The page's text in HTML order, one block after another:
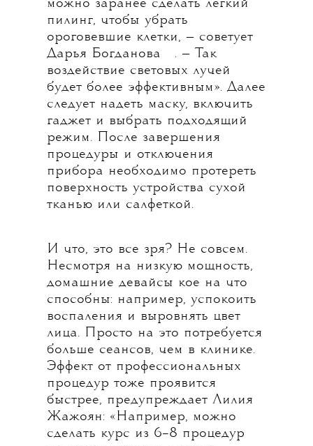
можно заранее сделать легкий
пилинг, чтобы убрать
ороговевшие клетки, — советует
Дарья Богданова
. — Так
воздействие световых лучей
будет более эффективным». Далее
следует надеть маску, включить
гаджет и выбрать подходящий
режим. После завершения
процедуры и отключения
прибора необходимо протереть
поверхность устройства сухой
тканью или салфеткой.
И что, это все зря? Не совсем.
Несмотря на низкую мощность,
домашние девайсы кое на что
способны: например, успокоить
воспаления и выровнять цвет
лица. Просто на это потребуется
больше сеансов, чем в клинике.
Эффект от профессиональных
процедур тоже проявится
быстрее, предупреждает Лилия
Жажоян: «Например, можно
сделать курс из 6–8 процедур